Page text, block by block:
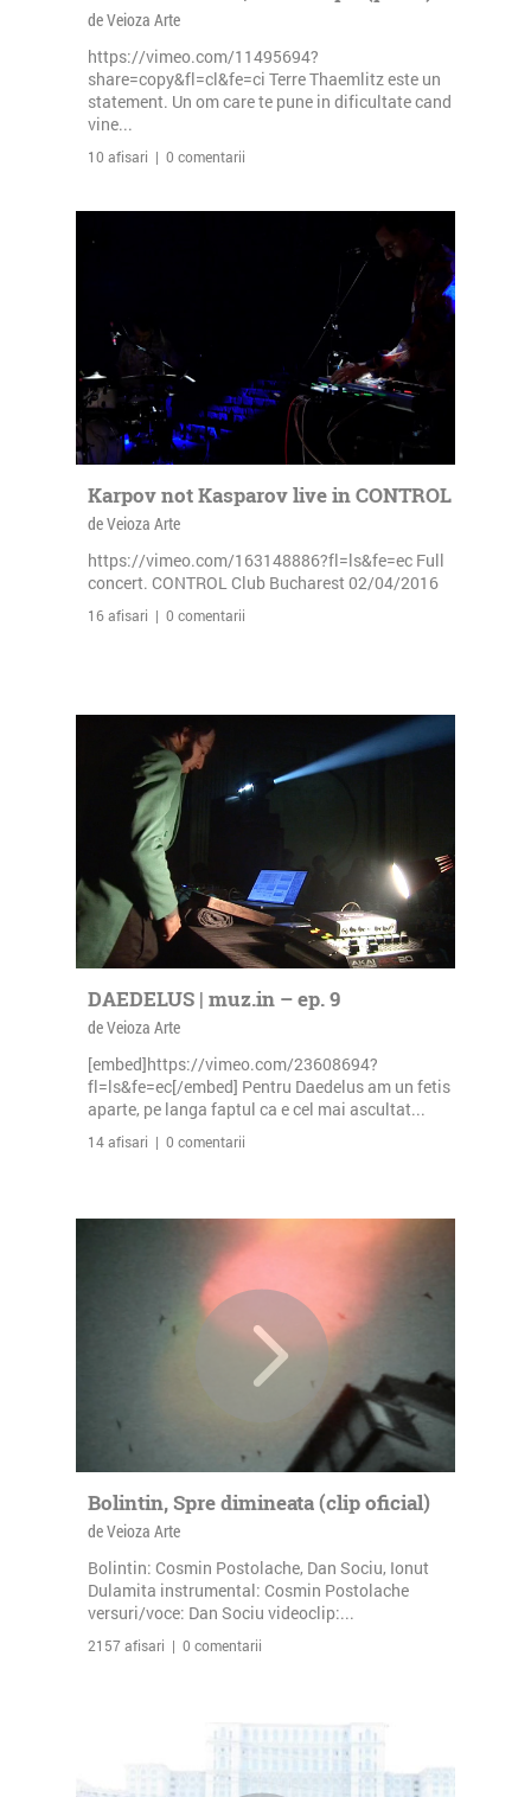
de Veioza Arte
https://vimeo.com/11495694?
share=copy&fl=cl&fe=ci Terre Thaemlitz este un
statement. Un om care te pune in dificultate cand
vine...
10 afisari | 0 comentarii
Karpov not Kasparov live in CONTROL
de Veioza Arte
https://vimeo.com/163148886?fl=ls&fe=ec Full
concert. CONTROL Club Bucharest 02/04/2016
16 afisari | 0 comentarii
DAEDELUS | muz.in – ep. 9
de Veioza Arte
[embed]https://vimeo.com/23608694?
fl=ls&fe=ec[/embed] Pentru Daedelus am un fetis
aparte, pe langa faptul ca e cel mai ascultat...
14 afisari | 0 comentarii
Bolintin, Spre dimineata (clip oficial)
de Veioza Arte
Bolintin: Cosmin Postolache, Dan Sociu, Ionut
Dulamita instrumental: Cosmin Postolache
versuri/voce: Dan Sociu videoclip:...
2157 afisari | 0 comentarii